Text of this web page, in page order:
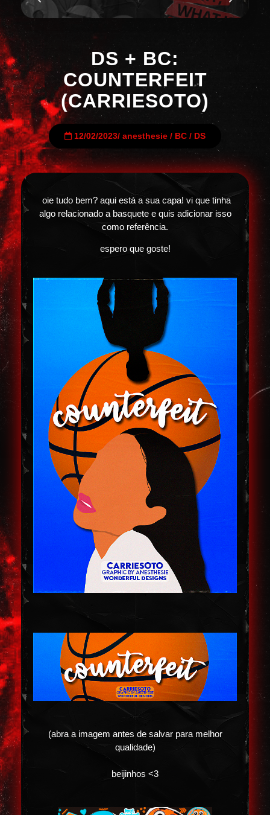
DS + BC:
COUNTERFEIT
(CARRIESOTO)
12/02/2023/ anesthesie / BC / DS
oie tudo bem? aqui está a sua capa! vi que tinha
algo relacionado a basquete e quis adicionar isso
como referência.
espero que goste!
(abra a imagem antes de salvar para melhor
qualidade)
beijinhos <3